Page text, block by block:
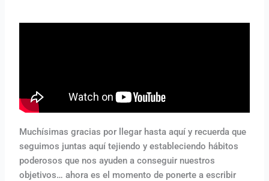
Muchísimas gracias por llegar hasta aquí y recuerda que
seguimos juntas aquí tejiendo y estableciendo hábitos
poderosos que nos ayuden a conseguir nuestros
objetivos… ahora es el momento de ponerte a escribir